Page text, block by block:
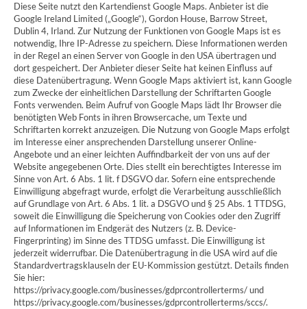
Diese Seite nutzt den Kartendienst Google Maps. Anbieter ist die
Google Ireland Limited („Google“), Gordon House, Barrow Street,
Dublin 4, Irland. Zur Nutzung der Funktionen von Google Maps ist es
notwendig, Ihre IP-Adresse zu speichern. Diese Informationen werden
in der Regel an einen Server von Google in den USA übertragen und
dort gespeichert. Der Anbieter dieser Seite hat keinen Einfluss auf
diese Datenübertragung. Wenn Google Maps aktiviert ist, kann Google
zum Zwecke der einheitlichen Darstellung der Schriftarten Google
Fonts verwenden. Beim Aufruf von Google Maps lädt Ihr Browser die
benötigten Web Fonts in ihren Browsercache, um Texte und
Schriftarten korrekt anzuzeigen. Die Nutzung von Google Maps erfolgt
im Interesse einer ansprechenden Darstellung unserer Online-
Angebote und an einer leichten Auffindbarkeit der von uns auf der
Website angegebenen Orte. Dies stellt ein berechtigtes Interesse im
Sinne von Art. 6 Abs. 1 lit. f DSGVO dar. Sofern eine entsprechende
Einwilligung abgefragt wurde, erfolgt die Verarbeitung ausschließlich
auf Grundlage von Art. 6 Abs. 1 lit. a DSGVO und § 25 Abs. 1 TTDSG,
soweit die Einwilligung die Speicherung von Cookies oder den Zugriff
auf Informationen im Endgerät des Nutzers (z. B. Device-
Fingerprinting) im Sinne des TTDSG umfasst. Die Einwilligung ist
jederzeit widerrufbar. Die Datenübertragung in die USA wird auf die
Standardvertragsklauseln der EU-Kommission gestützt. Details finden
Sie hier:
https://privacy.google.com/businesses/gdprcontrollerterms/ und
https://privacy.google.com/businesses/gdprcontrollerterms/sccs/.